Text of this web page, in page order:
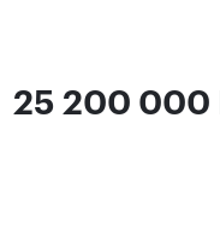
25 200 000